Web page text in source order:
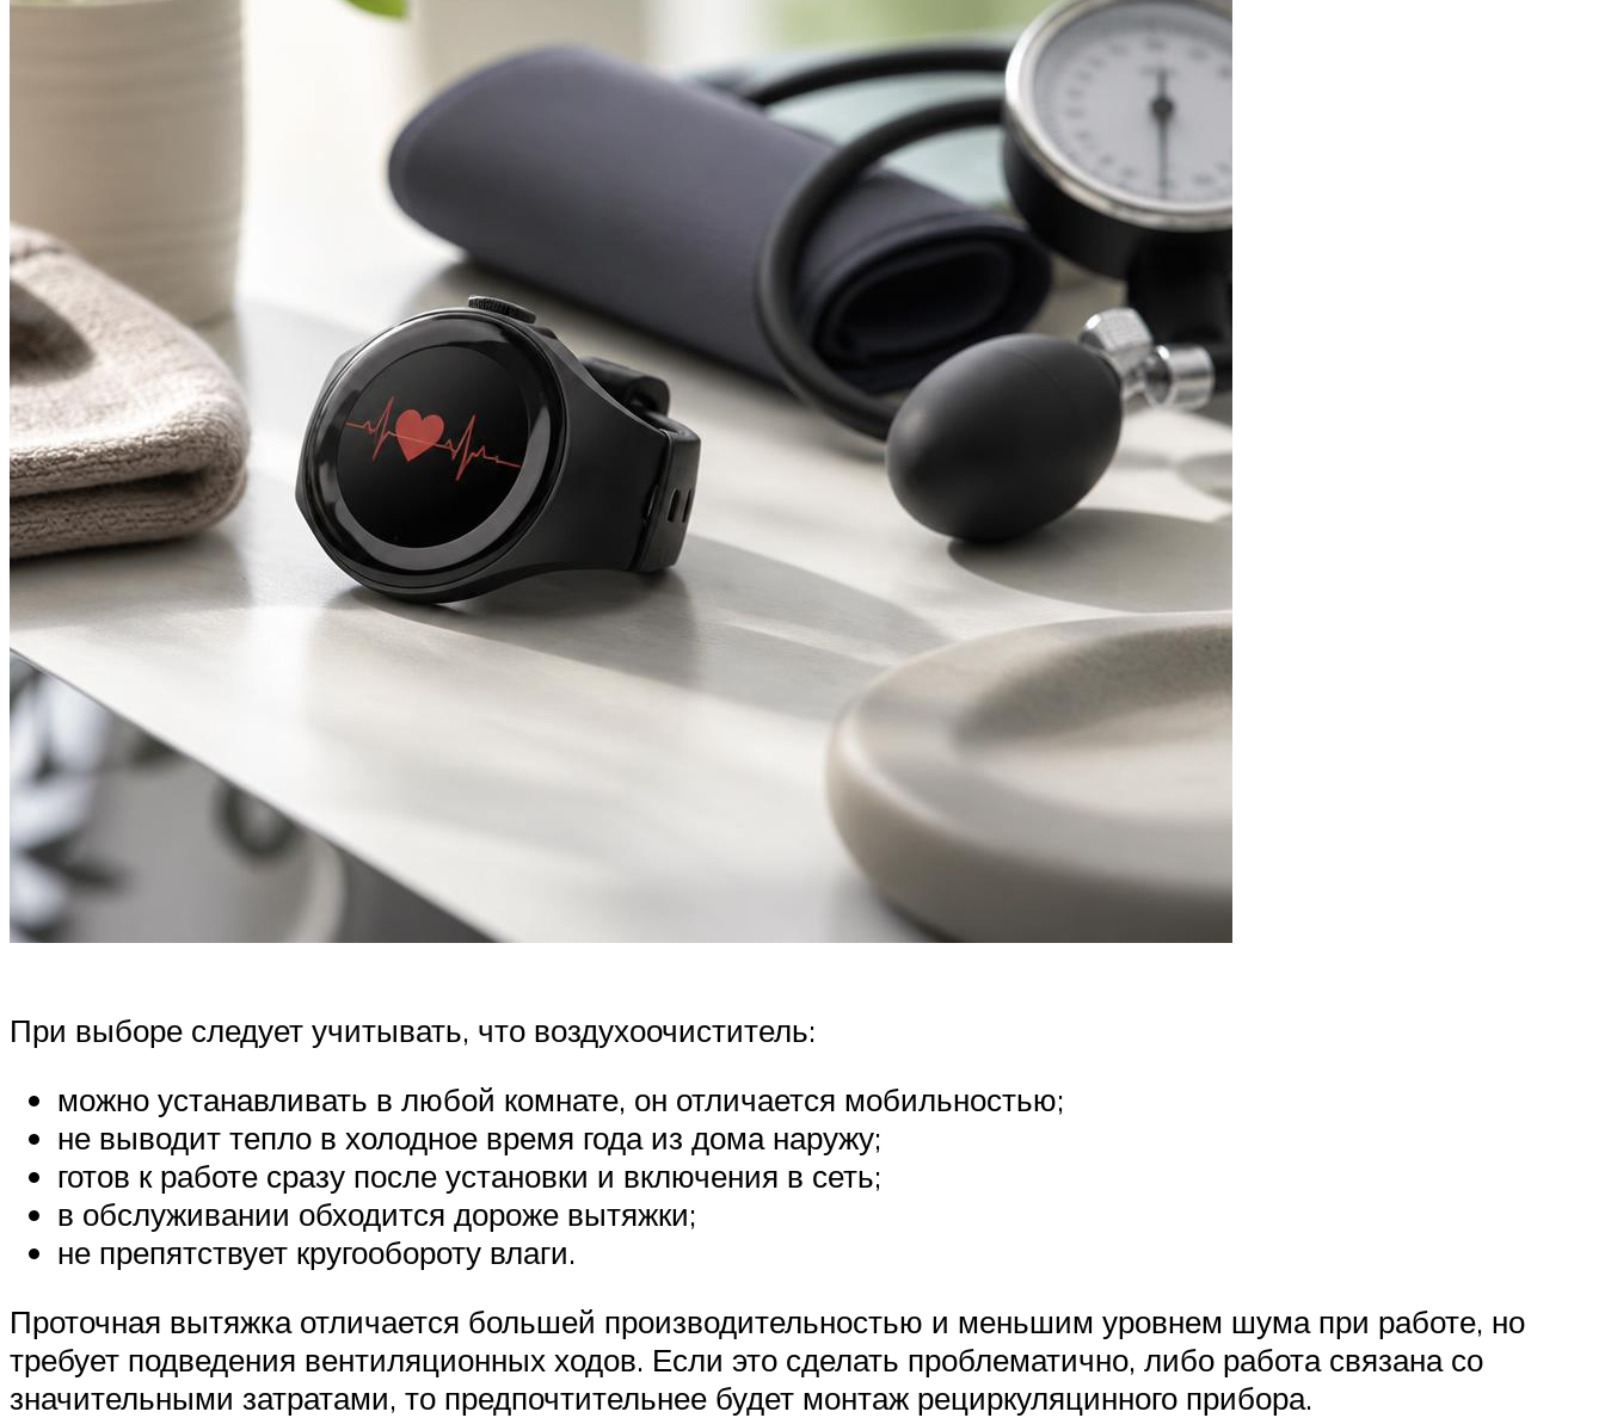
При выборе следует учитывать, что воздухоочиститель:
можно устанавливать в любой комнате, он отличается мобильностью;
не выводит тепло в холодное время года из дома наружу;
готов к работе сразу после установки и включения в сеть;
в обслуживании обходится дороже вытяжки;
не препятствует кругообороту влаги.
Проточная вытяжка отличается большей производительностью и меньшим уровнем шума при работе, но
требует подведения вентиляционных ходов. Если это сделать проблематично, либо работа связана со
значительными затратами, то предпочтительнее будет монтаж рециркуляцинного прибора.